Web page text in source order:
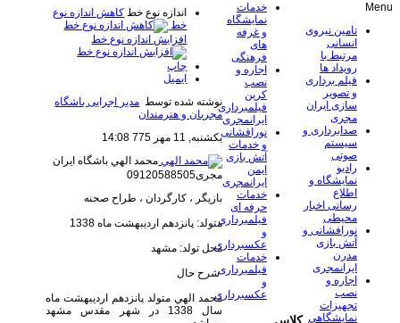
اندازه نوع خط کاهش اندازه نوع
خط
افزایش اندازه نوع خط
چاپ
ایمیل
نوشته شده توسط مدیر اجرایی باشگاه
مجریان و هنرمندان
یکشنبه, 11 مهر 775 14:08
محمد الهي باشگاه ایران
مجری09120588505
​بازیگر ، کارگردان ، طراح صحنه
متولد: پانزدهم اردیبهشت ماه 1338
محل تولد: مشهد
شرح حال
محمد الهي متولد پانزدهم اردیبهشت ماه
سال 1338 در شهر مقدس مشهد
خدمات
نمایشگاه
و غرفه
های
فرهنگی
اجاره و
نصب
کرین
فیلمبرداری
ایرانمجری
نورافشانی
و خدمات
آتش بازی
ایمن
ایرانمجری
خدمات
حرفه ای
فیلمبرداری
و
عکسبرداری
خدمات
فیلمبرداری
و
عکسبرداری
Menu
تامین نیروی
انسانی
مرتبط با
رویداد ها
فیلم برداری
و تصویر
سازی ایران
مجری
صدابرداری و
سیستم
صوتی
رادیو
نمایشگاه و
اطلاع
رسانی اخبار
محیطی
نورافشانی و
آتش بازی
مدرن
ایرانمجری
اجاره و
نصب
تجهیزات
نمایشگاهی